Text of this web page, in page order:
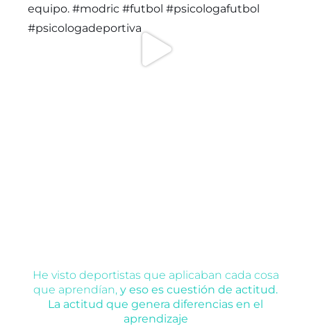
He visto deportistas que aplicaban cada cosa
que aprendían, y eso es cuestión de actitud.
La actitud que genera diferencias en el
aprendizaje